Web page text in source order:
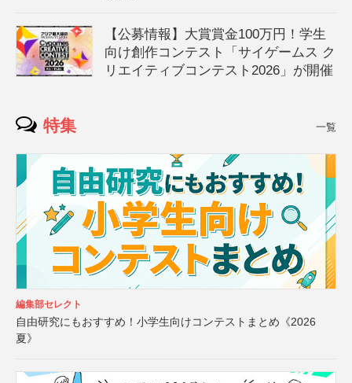
【公募情報】大賞賞金100万円！学生
向け創作コンテスト「サイゲームス ク
リエイティブコンテスト2026」が開催
特集 一覧
編集部セレクト
自由研究にもおすすめ！小学生向けコンテストまとめ《2026
夏》